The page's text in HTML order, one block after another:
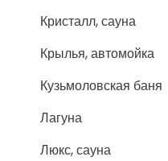
Кристалл, сауна
Крылья, автомойка
Кузьмоловская баня
Лагуна
Люкс, сауна